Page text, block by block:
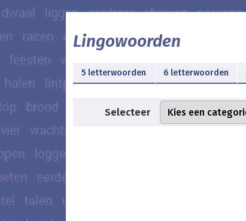
Lingowoorden
5 letterwoorden 6 letterwoorden
Selecteer